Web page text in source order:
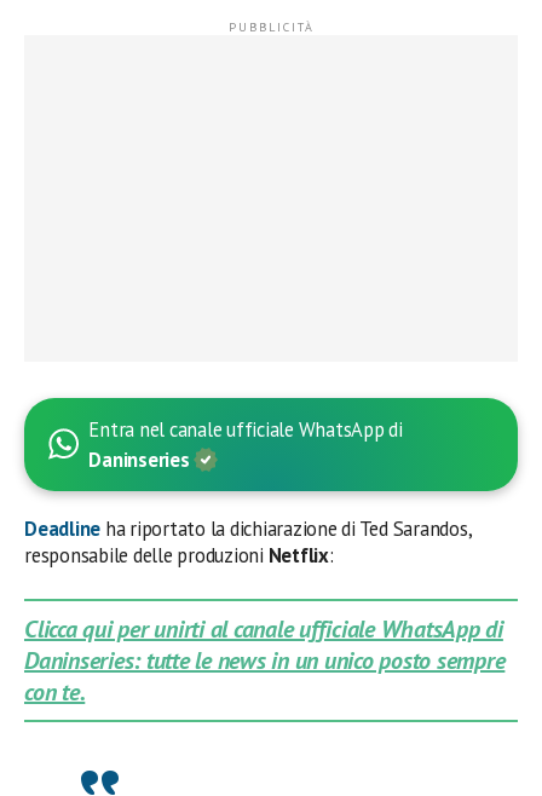
Entra nel canale ufficiale WhatsApp di
Daninseries
Deadline ha riportato la dichiarazione di Ted Sarandos,
responsabile delle produzioni Netflix:
Clicca qui per unirti al canale ufficiale WhatsApp di
Daninseries: tutte le news in un unico posto sempre
con te.